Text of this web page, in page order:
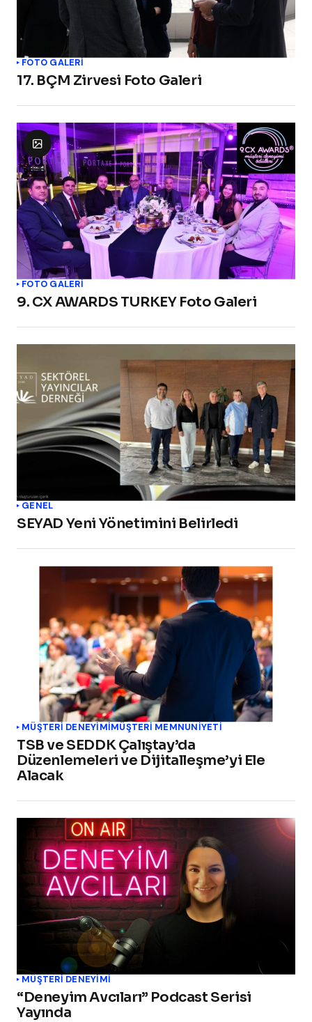
FOTO GALERİ
17. BÇM Zirvesi Foto Galeri
FOTO GALERİ
9. CX AWARDS TURKEY Foto Galeri
GENEL
SEYAD Yeni Yönetimini Belirledi
MÜŞTERI DENEYIMIMÜŞTERI MEMNUNIYETI
TSB ve SEDDK Çalıştay’da
Düzenlemeleri ve Dijitalleşme’yi Ele
Alacak
MÜŞTERI DENEYIMI
“Deneyim Avcıları” Podcast Serisi
Yayında